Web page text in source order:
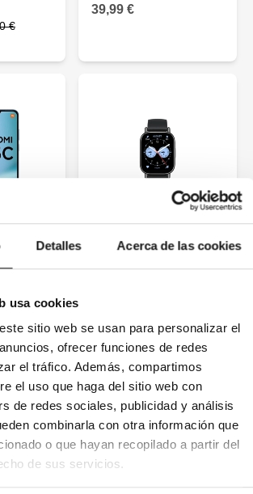
Detalles Acerca de las cookies
usa cookies
sitio web se usan para personalizar el
ofrecer funciones de redes
el tráfico. Además, compartimos
el uso que haga del sitio web con
de redes sociales, publicidad y análisis
combinarla con otra información que
o que hayan recopilado a partir del
de sus servicios.
€
39,99 €
€ 60,00 €